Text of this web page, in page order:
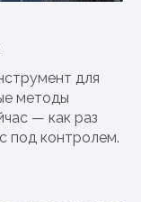
для
методы
— как раз
под контролем.